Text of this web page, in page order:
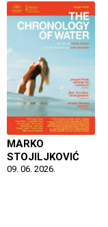
MARKO
STOJILJKOVIĆ
09. 06. 2026.